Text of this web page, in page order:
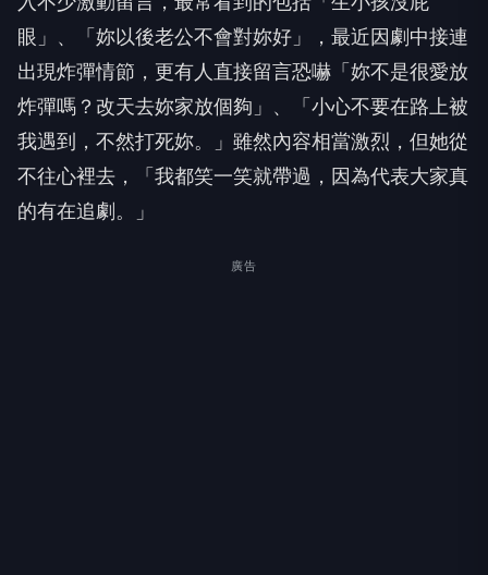
眼」、「妳以後老公不會對妳好」，最近因劇中接連
出現炸彈情節，更有人直接留言恐嚇「妳不是很愛放
炸彈嗎？改天去妳家放個夠」、「小心不要在路上被
我遇到，不然打死妳。」雖然內容相當激烈，但她從
不往心裡去，「我都笑一笑就帶過，因為代表大家真
的有在追劇。」
廣告